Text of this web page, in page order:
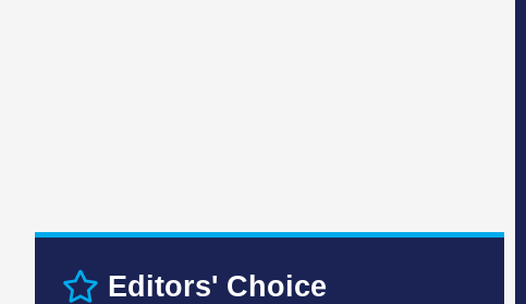
Editors' Choice